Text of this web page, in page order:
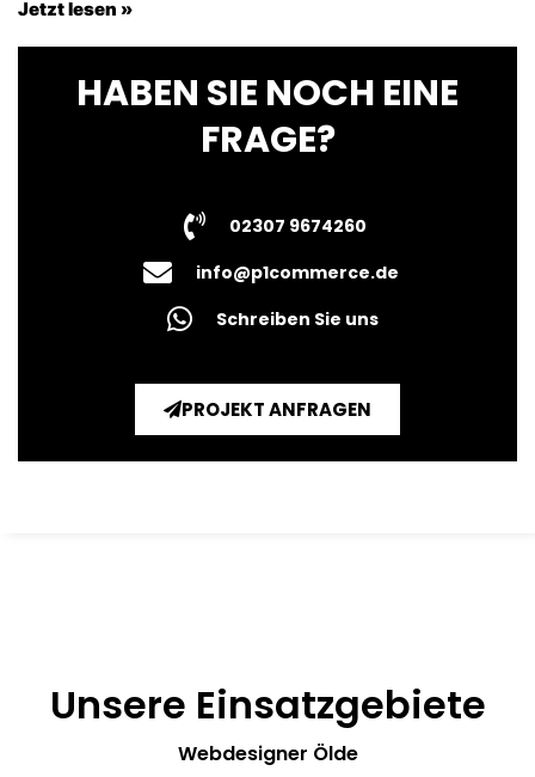
Jetzt lesen »
HABEN SIE NOCH EINE
FRAGE?
02307 9674260
info@p1commerce.de
Schreiben Sie uns
PROJEKT ANFRAGEN
Unsere Einsatzgebiete
Webdesigner Ölde